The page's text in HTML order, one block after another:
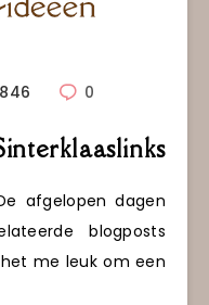
0
afgelopen dagen
blogposts
me leuk om een